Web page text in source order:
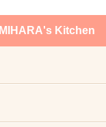
MIHARA's Kitchen